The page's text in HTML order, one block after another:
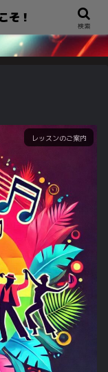
そ！
レッスンのご案内
そ！
検索